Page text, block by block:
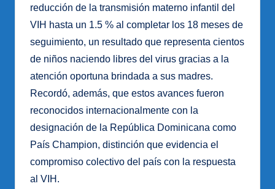
reducción de la transmisión materno infantil del
VIH hasta un 1.5 % al completar los 18 meses de
seguimiento, un resultado que representa cientos
de niños naciendo libres del virus gracias a la
atención oportuna brindada a sus madres.
Recordó, además, que estos avances fueron
reconocidos internacionalmente con la
designación de la República Dominicana como
País Champion, distinción que evidencia el
compromiso colectivo del país con la respuesta
al VIH.